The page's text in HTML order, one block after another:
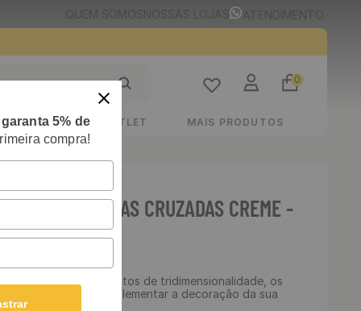
0
OUTLET MAIS PRODUTOS
VINÍLICO LINHAS CRUZADAS CREME -
X 53 CM
Projetado com efeitos de tridimensionalidade, os
chegaram para complementar a decoração da sua
garanta 5% de
compra!